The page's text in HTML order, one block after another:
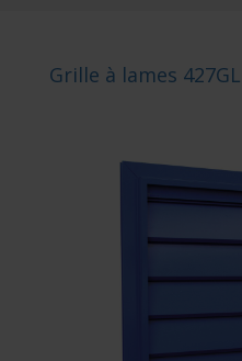
Grille à lames 427GL